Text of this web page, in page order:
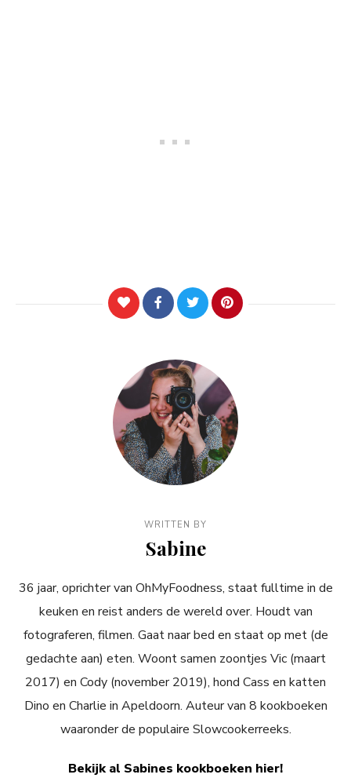
WRITTEN BY
Sabine
36 jaar, oprichter van OhMyFoodness, staat fulltime in de
keuken en reist anders de wereld over. Houdt van
fotograferen, filmen. Gaat naar bed en staat op met (de
gedachte aan) eten. Woont samen zoontjes Vic (maart
2017) en Cody (november 2019), hond Cass en katten
Dino en Charlie in Apeldoorn. Auteur van 8 kookboeken
waaronder de populaire Slowcookerreeks.
Bekijk al Sabines kookboeken hier!